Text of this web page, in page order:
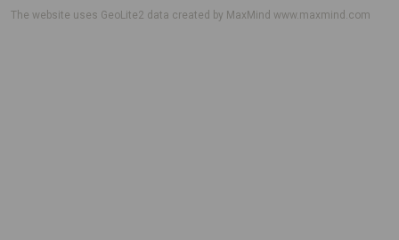
The website uses GeoLite2 data created by MaxMindwww.maxmind.com